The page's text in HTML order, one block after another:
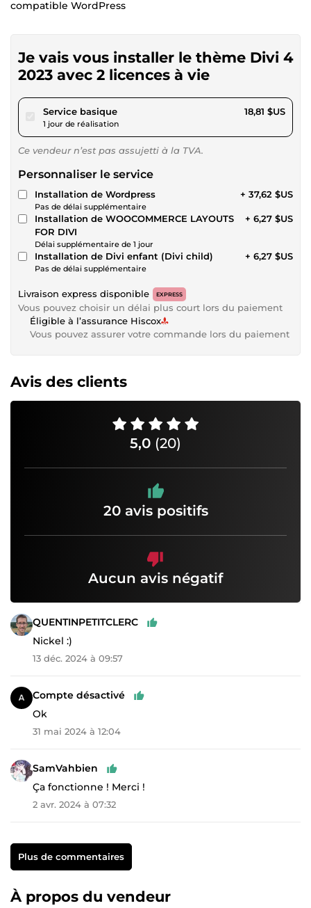
compatible WordPress
Je vais vous installer le thème Divi 4
2023 avec 2 licences à vie
Service basiquepour 17,34 $US
1 jour de réalisation
18,81 $US
Ce vendeur n’est pas assujetti à la TVA.
Personnaliser le service
Installation de Wordpress
Pas de délai supplémentaire
+ 37,62 $US
Installation de WOOCOMMERCE LAYOUTS
FOR DIVI
Délai supplémentaire de 1 jour
+ 6,27 $US
Installation de Divi enfant (Divi child)
Pas de délai supplémentaire
+ 6,27 $US
Livraison express disponible EXPRESS
Vous pouvez choisir un délai plus court lors du paiement
Éligible à l’assurance Hiscox
Vous pouvez assurer votre commande lors du paiement
Avis des clients
5,0 (20)
20 avis positifs
Aucun avis négatif
QUENTINPETITCLERC
Nickel :)
13 déc. 2024 à 09:57
Compte désactivé
Ok
31 mai 2024 à 12:04
SamVahbien
Ça fonctionne ! Merci !
2 avr. 2024 à 07:32
Plus de commentaires
À propos du vendeur